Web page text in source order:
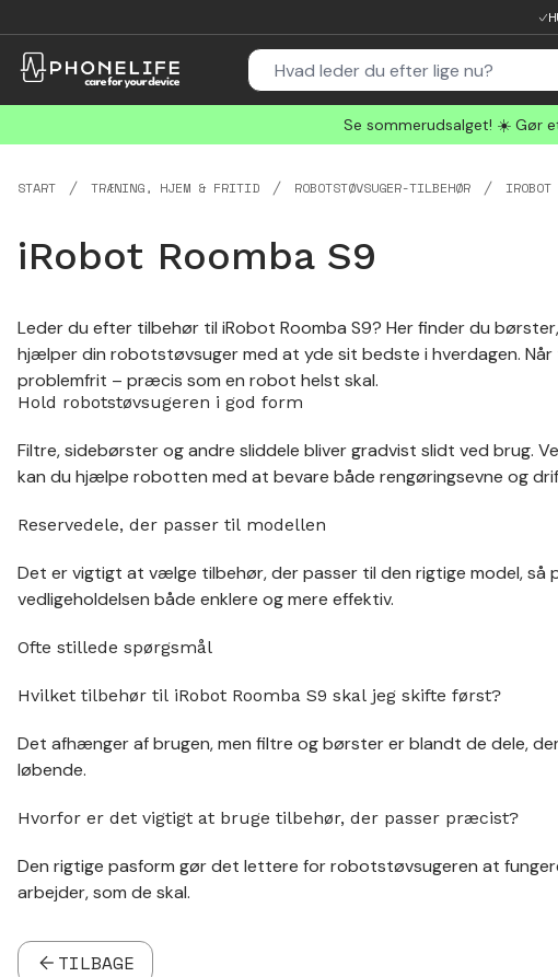
Se sommerudsalget! ☀️ Gør
START TRÆNING, HJEM & FRITID ROBOTSTØVSUGER-TILBEHØR IROBOT
iRobot Roomba S9
Leder du efter tilbehør til iRobot Roomba S9? Her finder du
hjælper din robotstøvsuger med at yde sit bedste i hverdagen.
problemfrit – præcis som en robot helst skal.
Hold robotstøvsugeren i god form
Filtre, sidebørster og andre sliddele bliver gradvist slidt ved brug.
kan du hjælpe robotten med at bevare både rengøringsevne og
Reservedele, der passer til modellen
Det er vigtigt at vælge tilbehør, der passer til den rigtige model, så
vedligeholdelsen både enklere og mere effektiv.
Ofte stillede spørgsmål
Hvilket tilbehør til iRobot Roomba S9 skal jeg skifte først?
Det afhænger af brugen, men filtre og børster er blandt de dele,
løbende.
Hvorfor er det vigtigt at bruge tilbehør, der passer præcist?
Den rigtige pasform gør det lettere for robotstøvsugeren at
arbejder, som de skal.
TILBAGE